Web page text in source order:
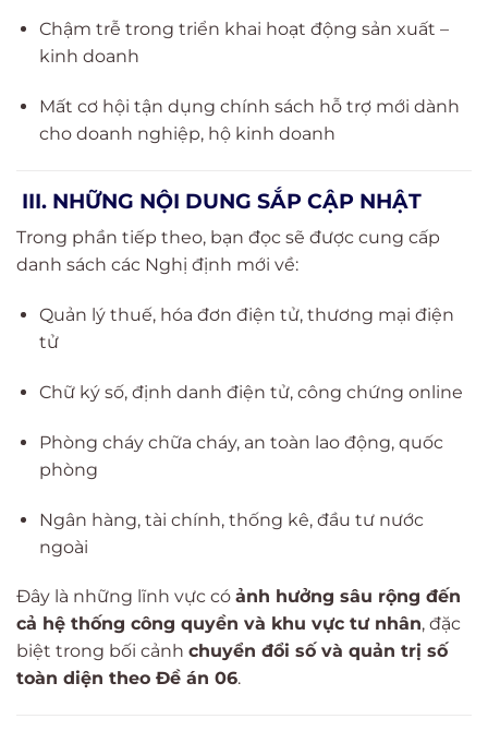
Chậm trễ trong triển khai hoạt động sản xuất –
kinh doanh
Mất cơ hội tận dụng chính sách hỗ trợ mới dành
cho doanh nghiệp, hộ kinh doanh
III. NHỮNG NỘI DUNG SẮP CẬP NHẬT
Trong phần tiếp theo, bạn đọc sẽ được cung cấp
danh sách các Nghị định mới về:
Quản lý thuế, hóa đơn điện tử, thương mại điện
tử
Chữ ký số, định danh điện tử, công chứng online
Phòng cháy chữa cháy, an toàn lao động, quốc
phòng
Ngân hàng, tài chính, thống kê, đầu tư nước
ngoài
Đây là những lĩnh vực có ảnh hưởng sâu rộng đến
cả hệ thống công quyền và khu vực tư nhân, đặc
biệt trong bối cảnh chuyển đổi số và quản trị số
toàn diện theo Đề án 06.